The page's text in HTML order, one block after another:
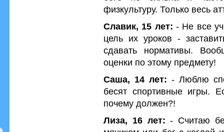
физкультуру. Только весь
Славик, 15 лет: - Не все
цель их уроков -
сдавать нормативы.
оценки по этому предмету!
Саша, 14 лет: - Люблю
бесят спортивные игры.
почему должен?!
Лиза, 16 лет: - Считаю